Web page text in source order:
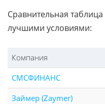
Сравнительная таблица
лучшими условиями:
Компания
СМСФИНАНС
Займер (Zaymer)